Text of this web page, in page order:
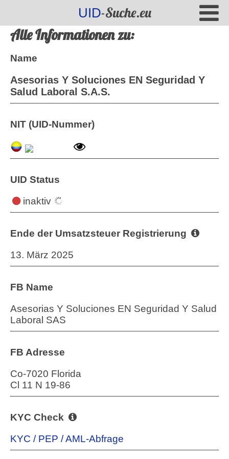
UID-Suche.eu
Alle Informationen zu:
Name
Asesorias Y Soluciones EN Seguridad Y
Salud Laboral S.A.S.
NIT (UID-Nummer)
UID Status
inaktiv
Ende der Umsatzsteuer Registrierung
13. März 2025
FB Name
Asesorias Y Soluciones EN Seguridad Y Salud
Laboral SAS
FB Adresse
Co-7020 Florida
Cl 11 N 19-86
KYC Check
KYC / PEP / AML-Abfrage